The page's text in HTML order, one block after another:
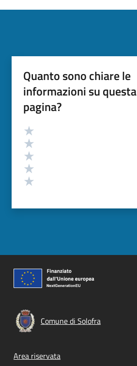
Quanto sono chiare le
informazioni su questa
pagina?
Valutazione
Comune di Solofra
Footer menu
Area riservata